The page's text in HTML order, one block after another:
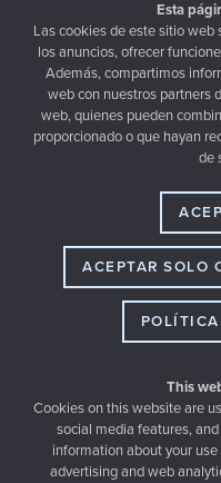
Esta
Las cookies de este sitio web
los anuncios, ofrecer
Además, compartimos
web con nuestros partners
web, quienes pueden
proporcionado o que hayan
de
ACEPTAR SOLO
This
Cookies on this website are
social media features,
information about your
advertising and web